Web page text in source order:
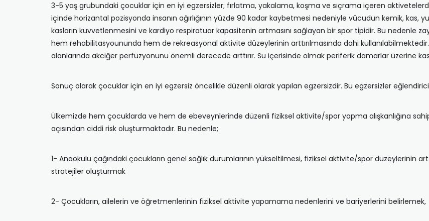
3-5 yaş grubundaki çocuklar için en iyi egzersizler; fırlatma, yakalama, koşma ve sıçrama içeren
içinde horizantal pozisyonda insanın ağırlığının yüzde 90 kadar kaybetmesi nedeniyle vücudun kemik, kas,
kasların kuvvetlenmesini ve kardiyo respiratuar kapasitenin artmasını sağlayan bir spor tipidir. Bu nedenle
hem rehabilitasyoununda hem de rekreasyonal aktivite düzeylerinin arttırılmasında dahi
alanlarında akciğer perfüzyonunu önemli derecede arttırır. Su içerisinde olmak periferik damarlar üzerine
Sonuç olarak çocuklar için en iyi egzersiz öncelikle düzenli olarak yapılan egzersizdir. Bu egzersizler eğlendirici
Ülkemizde hem çocuklarda ve hem de ebeveynlerinde düzenli fiziksel aktivite/spor yapma alışkanlığına sahip
açısından ciddi risk oluşturmaktadır. Bu nedenle;
1- Anaokulu çağındaki çocukların genel sağlık durumlarının yükseltilmesi, fiziksel aktivite/spor düzeylerinin
stratejiler oluşturmak
2- Çocukların, ailelerin ve öğretmenlerinin fiziksel aktivite yapamama nedenlerini ve bariyerlerini belirlemek,